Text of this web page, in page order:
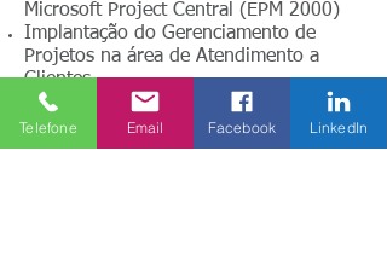
Microsoft Project Central (EPM 2000)
Implantação do Gerenciamento de
Projetos na área de Atendimento a
Clientes
Telefone Email Facebook LinkedIn